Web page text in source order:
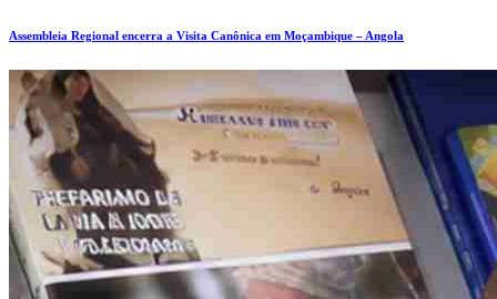
Assembleia Regional encerra a Visita Canônica em Moçambique – Angola